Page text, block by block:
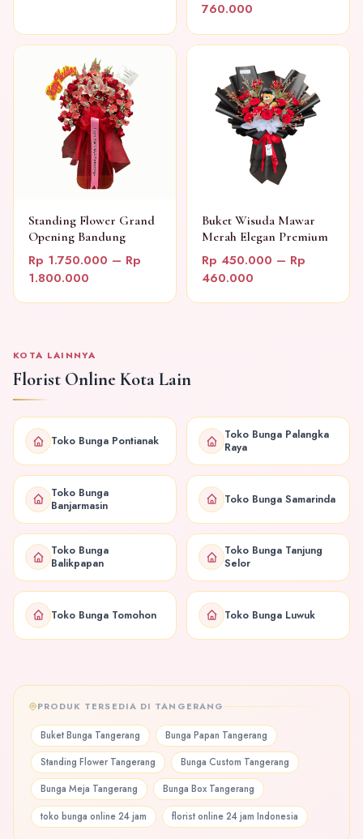
760.000
Standing Flower Grand
Opening Bandung
Rp 1.750.000 – Rp
1.800.000
Buket Wisuda Mawar
Merah Elegan Premium
Rp 450.000 – Rp
460.000
KOTA LAINNYA
Florist Online Kota Lain
Toko Bunga Pontianak
Toko Bunga Palangka
Raya
Toko Bunga
Banjarmasin
Toko Bunga Samarinda
Toko Bunga
Balikpapan
Toko Bunga Tanjung
Selor
Toko Bunga Tomohon Toko Bunga Luwuk
PRODUK TERSEDIA DI TANGERANG
Buket Bunga Tangerang Bunga Papan Tangerang
Standing Flower Tangerang Bunga Custom Tangerang
Bunga Meja Tangerang Bunga Box Tangerang
toko bunga online 24 jam florist online 24 jam Indonesia